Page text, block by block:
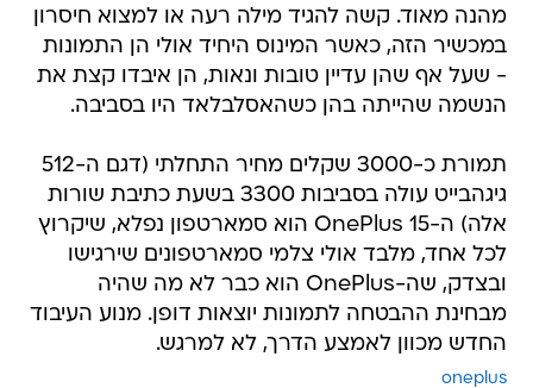
מהנה מאוד. קשה להגיד מילה רעה או למצוא חיסרון
במכשיר הזה, כאשר המינוס היחיד אולי הן התמונות
- שעל אף שהן עדיין טובות ונאות, הן איבדו קצת את
הנשמה שהייתה בהן כשהאסלבלאד היו בסביבה.
תמורת כ-3000 שקלים מחיר התחלתי (דגם ה-512
גיגהבייט עולה בסביבות 3300 בשעת כתיבת שורות
אלה) ה-OnePlus 15 הוא סמארטפון נפלא, שיקרוץ
לכל אחד, מלבד אולי צלמי סמארטפונים שירגישו
ובצדק, שה-OnePlus הוא כבר לא מה שהיה
מבחינת ההבטחה לתמונות יוצאות דופן. מנוע העיבוד
החדש מכוון לאמצע הדרך, לא למרגש.
oneplus